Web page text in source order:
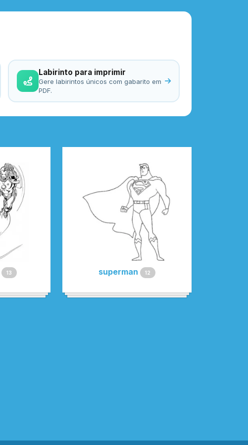
Labirinto para imprimir
Gere labirintos únicos com gabarito em
PDF.
13 superman 12